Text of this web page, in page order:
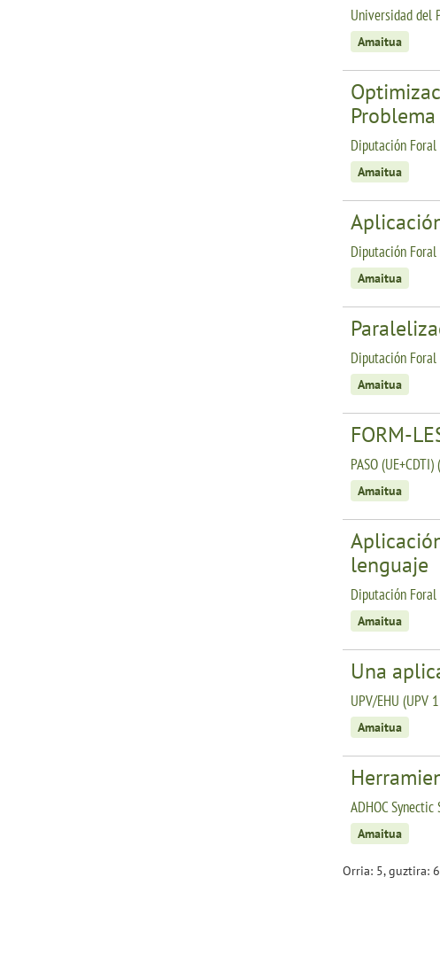
Universidad del
Amaitua
Diputación
Amaitua
Diputación
Amaitua
Diputación
Amaitua
FORM-
PASO
Amaitua
lenguaje
Diputación
Amaitua
Una
UPV/EHU
Amaitua
ADHOC Synectic
Amaitua
Orria: 5, guztira: